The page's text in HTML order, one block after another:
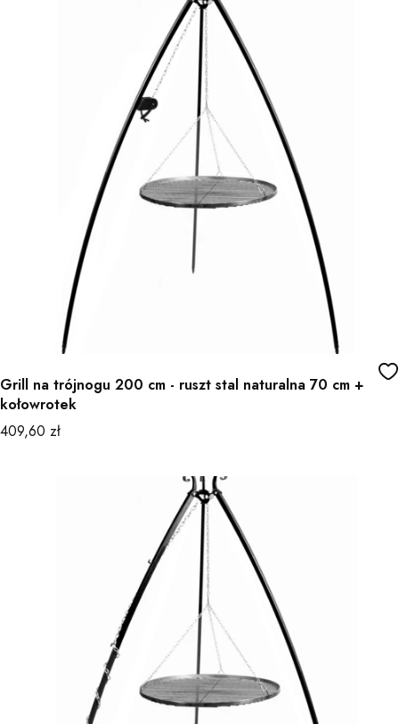
Grill na trójnogu 200 cm - ruszt stal naturalna 70 cm +
kołowrotek
Cena
409,60 zł